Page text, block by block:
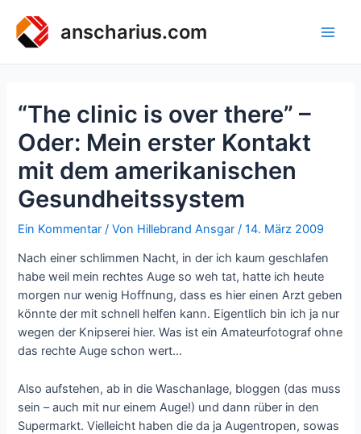
Inhalt
springen
anscharius.com
“The clinic is over there” –
Oder: Mein erster Kontakt
mit dem amerikanischen
Gesundheitssystem
Ein Kommentar / Von Hillebrand Ansgar /14. März 2009
Nach einer schlimmen Nacht, in der ich kaum geschlafen
habe weil mein rechtes Auge so weh tat, hatte ich heute
morgen nur wenig Hoffnung, dass es hier einen Arzt geben
könnte der mit schnell helfen kann. Eigentlich bin ich ja nur
wegen der Knipserei hier. Was ist ein Amateurfotograf ohne
das rechte Auge schon wert…
Also aufstehen, ab in die Waschanlage, bloggen (das muss
sein – auch mit nur einem Auge!) und dann rüber in den
Supermarkt. Vielleicht haben die da ja Augentropen, sowas